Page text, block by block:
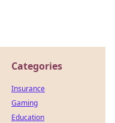
Categories
Insurance
Gaming
Education